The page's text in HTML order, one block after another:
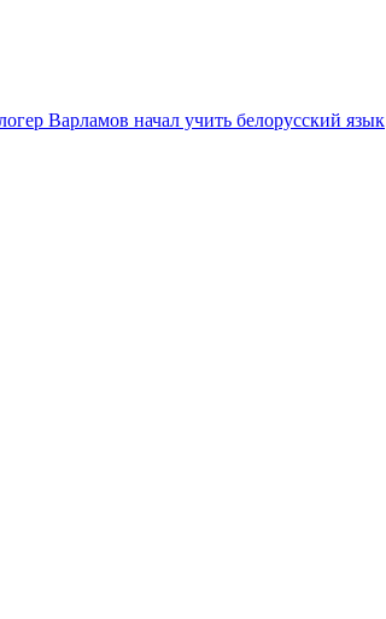
Варламов начал учить белорусский язык